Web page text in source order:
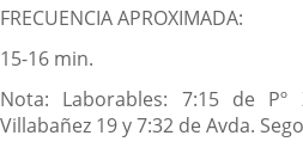
FRECUENCIA APROXIMADA:
15-16 min.
Nota: Laborables: 7:15 de
Villabañez 19 y 7:32 de Avda.